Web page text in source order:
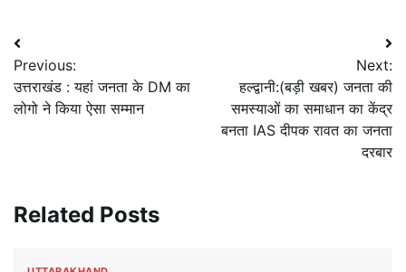
Post
navigation
Previous:
उत्तराखंड : यहां जनता के DM का
लोगो ने किया ऐसा सम्मान
Next:
हल्द्वानी:(बड़ी खबर) जनता की
समस्याओं का समाधान का केंद्र
बनता IAS दीपक रावत का जनता
दरबार
Related Posts